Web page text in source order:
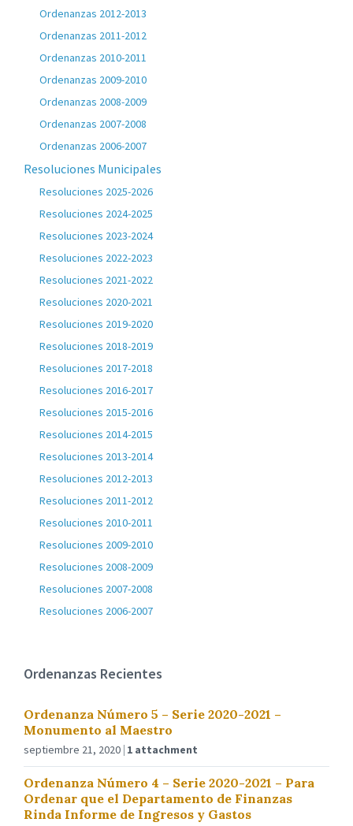
Ordenanzas 2012-2013
Ordenanzas 2011-2012
Ordenanzas 2010-2011
Ordenanzas 2009-2010
Ordenanzas 2008-2009
Ordenanzas 2007-2008
Ordenanzas 2006-2007
Resoluciones Municipales
Resoluciones 2025-2026
Resoluciones 2024-2025
Resoluciones 2023-2024
Resoluciones 2022-2023
Resoluciones 2021-2022
Resoluciones 2020-2021
Resoluciones 2019-2020
Resoluciones 2018-2019
Resoluciones 2017-2018
Resoluciones 2016-2017
Resoluciones 2015-2016
Resoluciones 2014-2015
Resoluciones 2013-2014
Resoluciones 2012-2013
Resoluciones 2011-2012
Resoluciones 2010-2011
Resoluciones 2009-2010
Resoluciones 2008-2009
Resoluciones 2007-2008
Resoluciones 2006-2007
Ordenanzas Recientes
Ordenanza Número 5 – Serie 2020-2021 –
Monumento al Maestro
septiembre 21, 2020 1 attachment
Ordenanza Número 4 – Serie 2020-2021 – Para
Ordenar que el Departamento de Finanzas
Rinda Informe de Ingresos y Gastos